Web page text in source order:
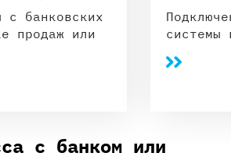
с банковских
продаж или
системы
с банком или